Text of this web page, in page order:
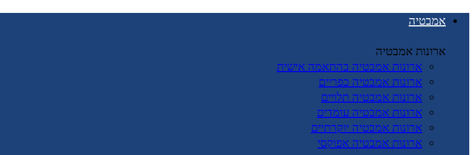
אמבטיה
ארונות אמבטיה
ארונות אמבטיה בהתאמה אישית
ארונות אמבטיה כפריים
ארונות אמבטיה תלויים
ארונות אמבטיה עומדים
ארונות אמבטיה יוקרתיים
ארונות אמבטיה אפוקסי